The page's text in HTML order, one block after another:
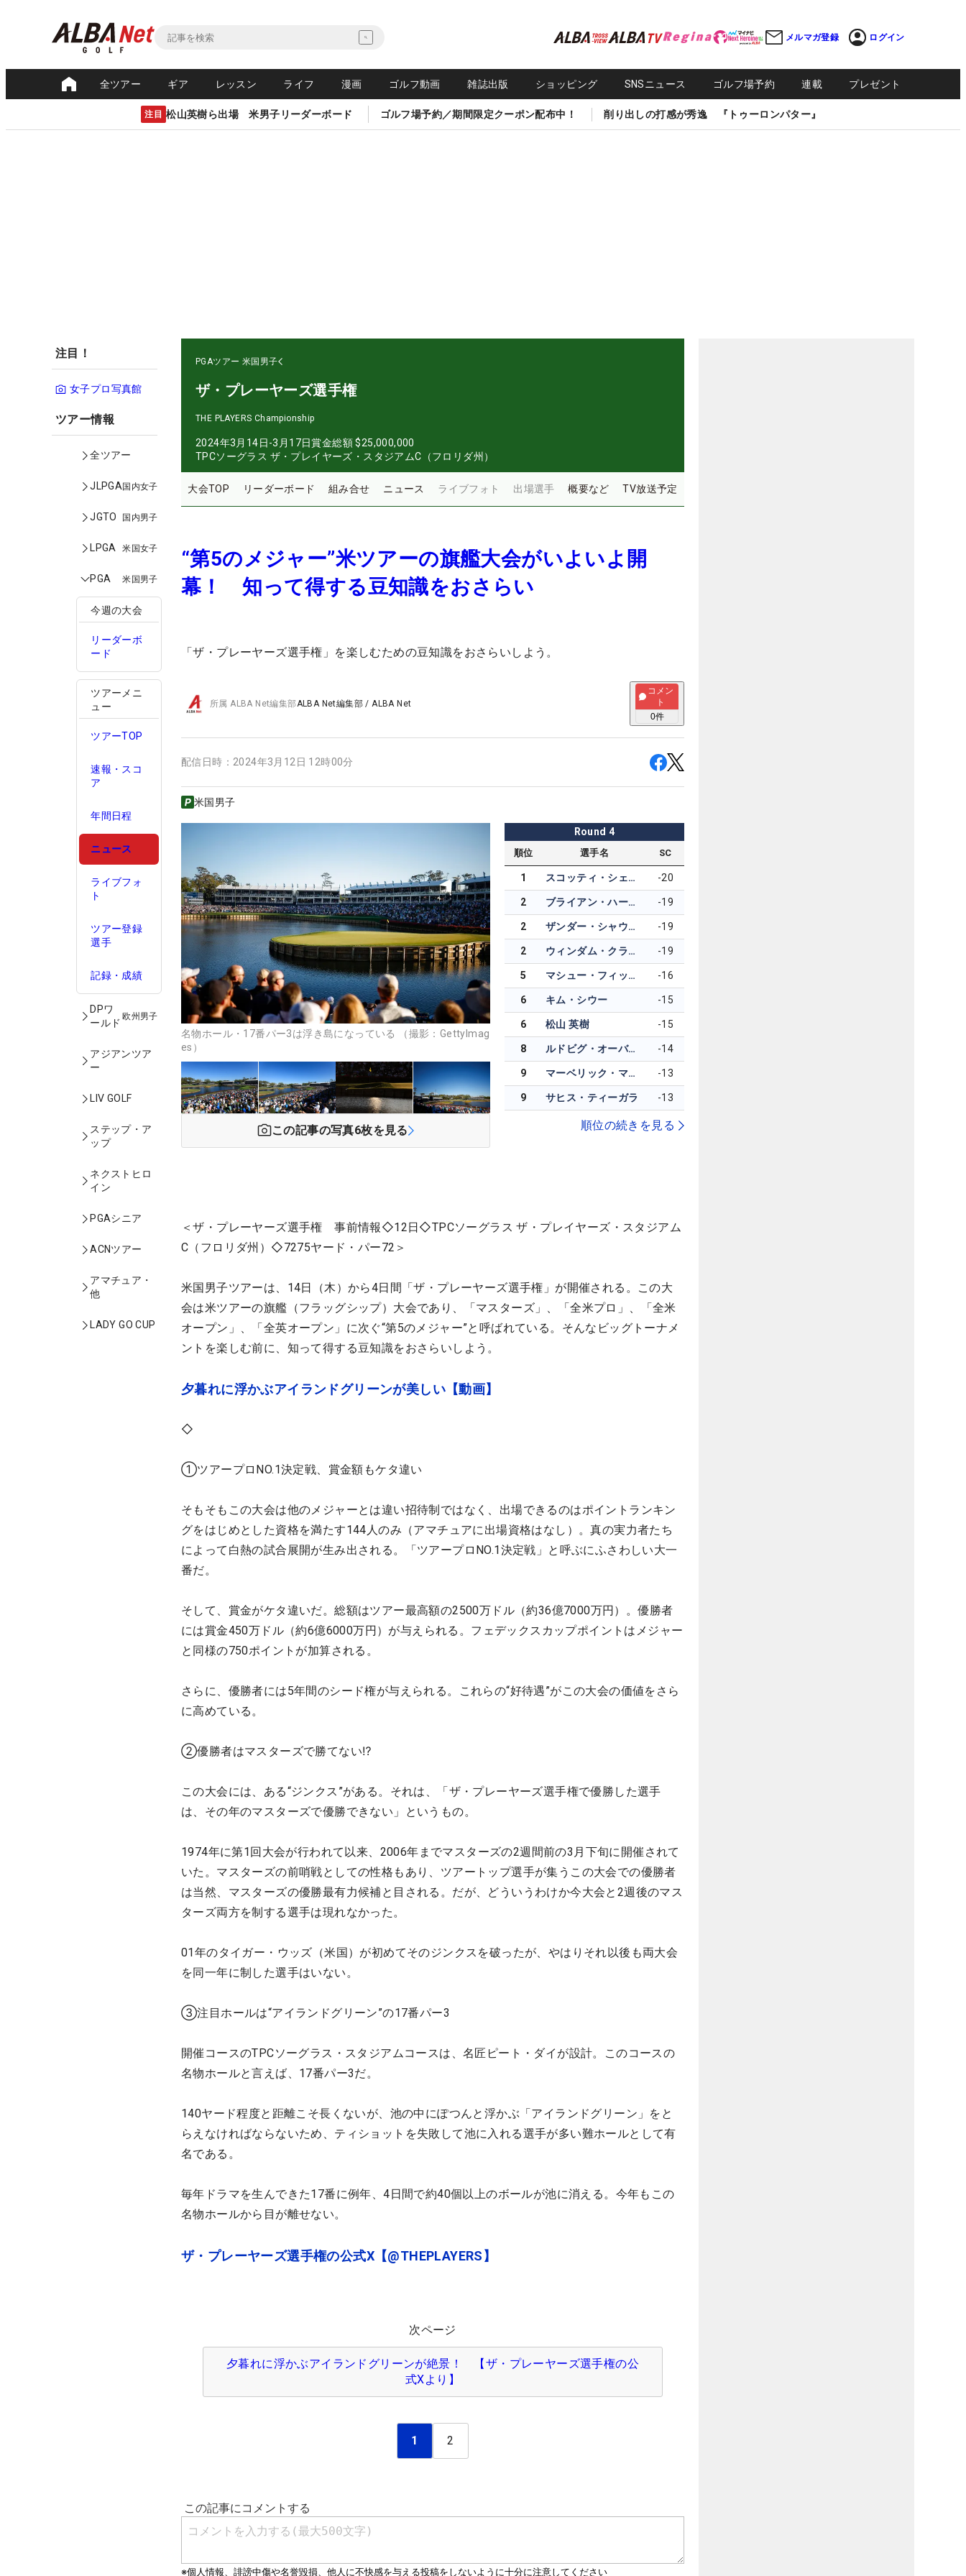
メルマガ登録 ログイン
全ツアー ギア レッスン ライフ 漫画 ゴルフ動画 雑誌出版 ショッピング SNSニュース ゴルフ場予約 連載 プレゼント
注目 松山英樹ら出場 米男子リーダーボード ゴルフ場予約／期間限定クーポン配布中！ 削り出しの打感が秀逸 『トゥーロンパター』
注目！
女子プロ写真館
ツアー情報
全ツアー
JLPGA国内女子
JGTO 国内男子
LPGA 米国女子
PGA 米国男子
今週の大会
リーダーボ
ード
ツアーメニ
ュー
ツアーTOP
速報・スコ
ア
年間日程
ニュース
ライブフォ
ト
ツアー登録
選手
記録・成績
DPワ
ールド
欧州男子
アジアンツア
ー
LIV GOLF
ステップ・ア
ップ
ネクストヒロ
イン
PGAシニア
ACNツアー
アマチュア・
他
LADY GO CUP
PGAツアー 米国男子
ザ・プレーヤーズ選手権
THE PLAYERS Championship
2024年3月14日-3月17日賞金総額 $25,000,000
TPCソーグラス ザ・プレイヤーズ・スタジアムC（フロリダ州）
大会TOP リーダーボード 組み合せ ニュース ライブフォト 出場選手 概要など TV放送予定
“第5のメジャー”米ツアーの旗艦大会がいよいよ開
幕！ 知って得する豆知識をおさらい
「ザ・プレーヤーズ選手権」を楽しむための豆知識をおさらいしよう。
所属ALBA Net編集部ALBA Net編集部 /ALBA Net
コメン
ト
0件
配信日時： 2024年3月12日 12時00分
米国男子
名物ホール・17番パー3は浮き島になっている （撮影：GettyImag
es）
この記事の写真6枚を見る
Round 4
順位 選手名 SC
1 スコッティ・シェフラー -20
2 ブライアン・ハーマン -19
2 ザンダー・シャウフェレ -19
2 ウィンダム・クラーク -19
5 マシュー・フィッツパトリック -16
6 キム・シウー -15
6 松山 英樹 -15
8 ルドビグ・オーバーグ -14
9 マーベリック・マクニーリー -13
9 サヒス・ティーガラ -13
順位の続きを見る
＜ザ・プレーヤーズ選手権 事前情報◇12日◇TPCソーグラス ザ・プレイヤーズ・スタジアム
C（フロリダ州）◇7275ヤード・パー72＞
米国男子ツアーは、14日（木）から4日間「ザ・プレーヤーズ選手権」が開催される。この大
会は米ツアーの旗艦（フラッグシップ）大会であり、「マスターズ」、「全米プロ」、「全米
オープン」、「全英オープン」に次ぐ“第5のメジャー”と呼ばれている。そんなビッグトーナメ
ントを楽しむ前に、知って得する豆知識をおさらいしよう。
夕暮れに浮かぶアイランドグリーンが美しい【動画】
◇
①ツアープロNO.1決定戦、賞金額もケタ違い
そもそもこの大会は他のメジャーとは違い招待制ではなく、出場できるのはポイントランキン
グをはじめとした資格を満たす144人のみ（アマチュアに出場資格はなし）。真の実力者たち
によって白熱の試合展開が生み出される。「ツアープロNO.1決定戦」と呼ぶにふさわしい大一
番だ。
そして、賞金がケタ違いだ。総額はツアー最高額の2500万ドル（約36億7000万円）。優勝者
には賞金450万ドル（約6億6000万円）が与えられる。フェデックスカップポイントはメジャー
と同様の750ポイントが加算される。
さらに、優勝者には5年間のシード権が与えられる。これらの“好待遇”がこの大会の価値をさら
に高めている。
②優勝者はマスターズで勝てない⁉
この大会には、ある“ジンクス”がある。それは、「ザ・プレーヤーズ選手権で優勝した選手
は、その年のマスターズで優勝できない」というもの。
1974年に第1回大会が行われて以来、2006年までマスターズの2週間前の3月下旬に開催されて
いた。マスターズの前哨戦としての性格もあり、ツアートップ選手が集うこの大会での優勝者
は当然、マスターズの優勝最有力候補と目される。だが、どういうわけか今大会と2週後のマス
ターズ両方を制する選手は現れなかった。
01年のタイガー・ウッズ（米国）が初めてそのジンクスを破ったが、やはりそれ以後も両大会
を同一年に制した選手はいない。
③注目ホールは“アイランドグリーン”の17番パー3
開催コースのTPCソーグラス・スタジアムコースは、名匠ピート・ダイが設計。このコースの
名物ホールと言えば、17番パー3だ。
140ヤード程度と距離こそ長くないが、池の中にぽつんと浮かぶ「アイランドグリーン」をと
らえなければならないため、ティショットを失敗して池に入れる選手が多い難ホールとして有
名である。
毎年ドラマを生んできた17番に例年、4日間で約40個以上のボールが池に消える。今年もこの
名物ホールから目が離せない。
ザ・プレーヤーズ選手権の公式X【@THEPLAYERS】
次ページ
夕暮れに浮かぶアイランドグリーンが絶景！ 【ザ・プレーヤーズ選手権の公
式Xより】
1 2